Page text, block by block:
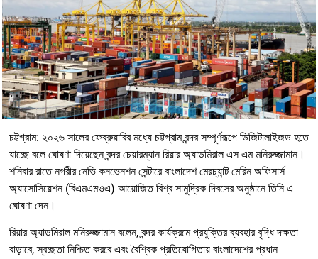
চট্টগ্রাম: ২০২৬ সালের ফেব্রুয়ারির মধ্যে চট্টগ্রাম বন্দর সম্পূর্ণরূপে ডিজিটালাইজড হতে
যাচ্ছে বলে ঘোষণা দিয়েছেন বন্দর চেয়ারম্যান রিয়ার অ্যাডমিরাল এস এম মনিরুজ্জামান।
শনিবার রাতে নগরীর নেভি কনভেনশন সেন্টারে বাংলাদেশ মেরচ্যান্ট মেরিন অফিসার্স
অ্যাসোসিয়েশন (বিএমএমওএ) আয়োজিত বিশ্ব সামুদ্রিক দিবসের অনুষ্ঠানে তিনি এ
ঘোষণা দেন।
রিয়ার অ্যাডমিরাল মনিরুজ্জামান বলেন, বন্দর কার্যক্রমে প্রযুক্তির ব্যবহার বৃদ্ধি দক্ষতা
বাড়াবে, স্বচ্ছতা নিশ্চিত করবে এবং বৈশ্বিক প্রতিযোগিতায় বাংলাদেশের প্রধান